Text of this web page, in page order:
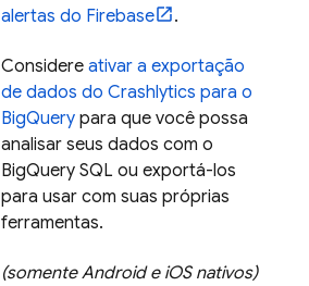
alertas do Firebase
.
Considere ativar a exportação
de dados do Crashlytics para o
BigQuery para que você possa
analisar seus dados com o
BigQuery SQL ou exportá-los
para usar com suas próprias
ferramentas.
(somente Android e iOS nativos)